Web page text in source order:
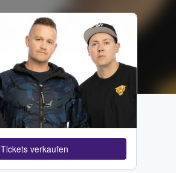
Tickets verkaufen